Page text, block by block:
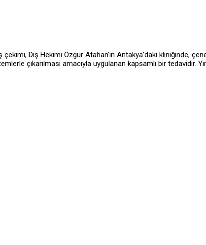
çekimi, Diş Hekimi Özgür Atahan’ın Antakya’daki kliniğinde,
çıkarılması amacıyla uygulanan kapsamlı bir tedavidir.